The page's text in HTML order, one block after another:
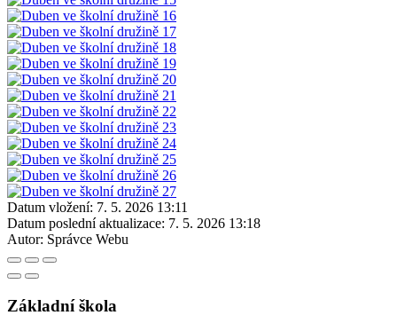
Datum vložení: 7. 5. 2026 13:11
Datum poslední aktualizace: 7. 5. 2026 13:18
Autor: Správce Webu
Základní škola